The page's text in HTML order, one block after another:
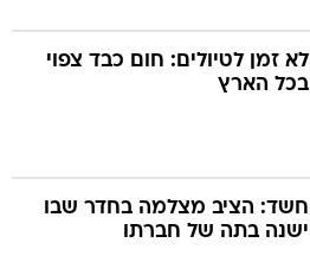
לא זמן לטיולים: חום כבד צפוי
בכל הארץ
חשד: הציב מצלמה בחדר שבו
ישנה בתה של חברתו